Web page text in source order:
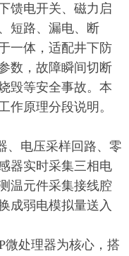
馈电开关、磁力启
短路、漏电、断
一体，适配井下防
数，故障瞬间切断
毁等安全事故。本
作原理分段说明。
、电压采样回路、零
器实时采集三相电
温元件采集接线腔
成弱电模拟量送入
微处理器为核心，搭